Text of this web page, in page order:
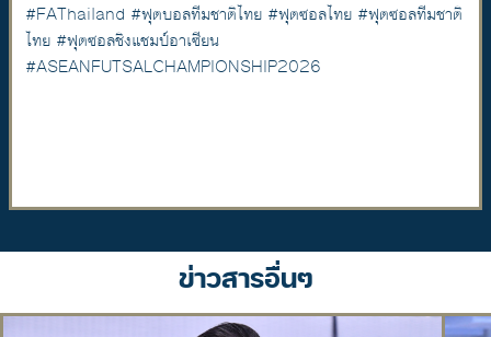
#FAThailand #ฟุตบอลทีมชาติไทย #ฟุตซอลไทย #ฟุตซอลทีมชาติ
ไทย #ฟุตซอลชิงแชมป์อาเซียน
#ASEANFUTSALCHAMPIONSHIP2026
ข่าวสารอื่นๆ